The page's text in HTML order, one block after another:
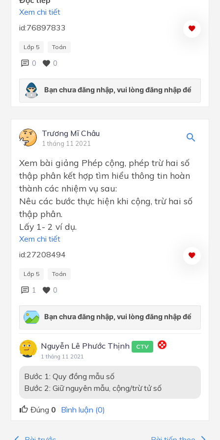
Xem chi tiết
id:76897833
Lớp 5 Toán
0 0
Trương Mĩ Châu
1 tháng 11 2021
Xem bài giảng Phép cộng, phép trừ hai số
thập phân kết hợp tìm hiểu thông tin hoàn
thành các nhiệm vụ sau:
Nêu các bước thực hiện khi cộng, trừ hai số
thập phân.
Lấy 1- 2 ví dụ.
Xem chi tiết
id:27208494
Lớp 5 Toán
1 0
Nguyễn Lê Phước Thịnh CTV
1 tháng 11 2021
Bước 1: Quy đồng mẫu số
Bước 2: Giữ nguyên mẫu, cộng/trừ tử số
Đúng 0 Bình luận (0)